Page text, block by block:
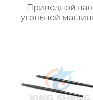
Приводной вал
угольной